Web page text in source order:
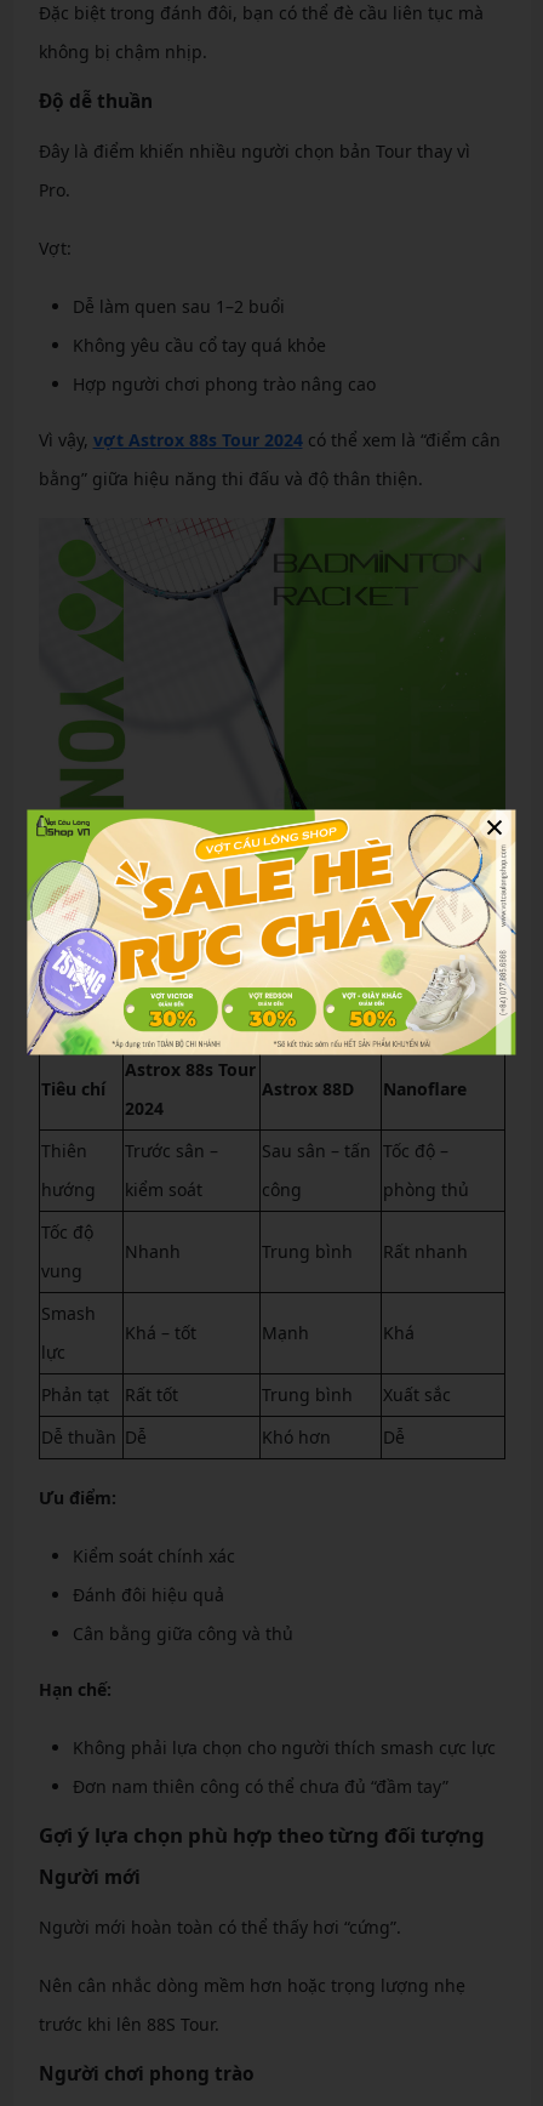
Đặc biệt trong đánh đôi, bạn có thể đè cầu liên tục mà
không bị chậm nhịp.
Độ dễ thuần
Đây là điểm khiến nhiều người chọn bản Tour thay vì
Pro.
Vợt:
Dễ làm quen sau 1–2 buổi
Không yêu cầu cổ tay quá khỏe
Hợp người chơi phong trào nâng cao
Vì vậy, vợt Astrox 88s Tour 2024có thể xem là “điểm cân
bằng” giữa hiệu năng thi đấu và độ thân thiện.
So sánh với các dòng phổ biến trên thị trường
Tiêu chí
Astrox 88s Tour
2024
Astrox 88D Nanoflare
Thiên
hướng
Trước sân –
kiểm soát
Sau sân – tấn
công
Tốc độ –
phòng thủ
Tốc độ
vung
Nhanh Trung bình Rất nhanh
Smash
lực
Khá – tốt Mạnh Khá
Phản tạt Rất tốt Trung bình
Xuất sắc
Dễ thuần Dễ Khó hơn Dễ
Ưu điểm:
Kiểm soát chính xác
Đánh đôi hiệu quả
Cân bằng giữa công và thủ
Hạn chế:
Không phải lựa chọn cho người thích smash cực lực
Đơn nam thiên công có thể chưa đủ “đầm tay”
Gợi ý lựa chọn phù hợp theo từng đối tượng
Người mới
Người mới hoàn toàn có thể thấy hơi “cứng”.
Nên cân nhắc dòng mềm hơn hoặc trọng lượng nhẹ
trước khi lên 88S Tour.
Người chơi phong trào
×